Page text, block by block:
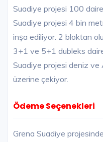
Suadiye projesi 100
Suadiye projesi 4 bin
inşa ediliyor. 2 bloktan
3+1 ve 5+1 dubleks
Suadiye projesi deniz ve
üzerine çekiyor.
Ödeme Seçenekleri
Grena Suadiye